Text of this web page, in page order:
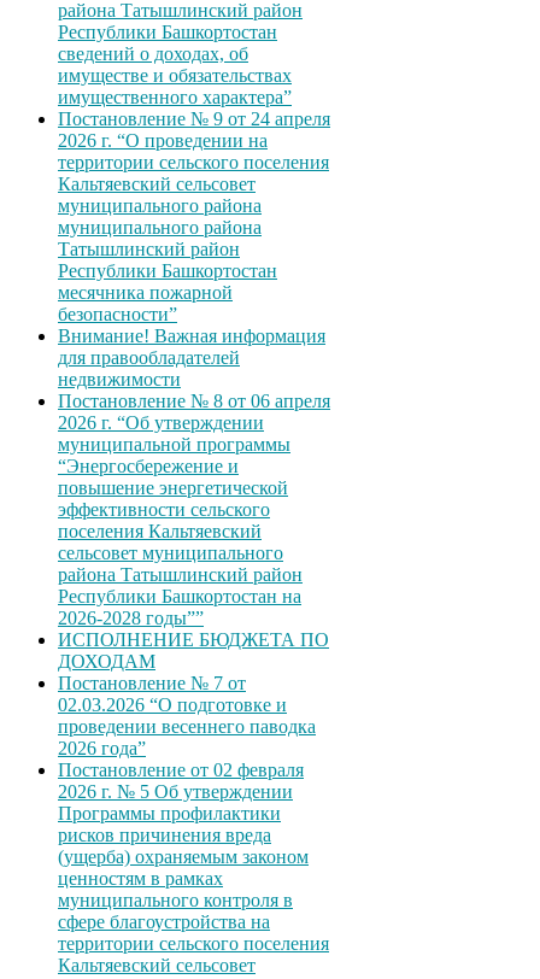
района Татышлинский район
Республики Башкортостан
сведений о доходах, об
имуществе и обязательствах
имущественного характера”
Постановление № 9 от 24 апреля
2026 г. “О проведении на
территории сельского поселения
Кальтяевский сельсовет
муниципального района
муниципального района
Татышлинский район
Республики Башкортостан
месячника пожарной
безопасности”
Внимание! Важная информация
для правообладателей
недвижимости
Постановление № 8 от 06 апреля
2026 г. “Об утверждении
муниципальной программы
“Энергосбережение и
повышение энергетической
эффективности сельского
поселения Кальтяевский
сельсовет муниципального
района Татышлинский район
Республики Башкортостан на
2026-2028 годы””
ИСПОЛНЕНИЕ БЮДЖЕТА ПО
ДОХОДАМ
Постановление № 7 от
02.03.2026 “О подготовке и
проведении весеннего паводка
2026 года”
Постановление от 02 февраля
2026 г. № 5 Об утверждении
Программы профилактики
рисков причинения вреда
(ущерба) охраняемым законом
ценностям в рамках
муниципального контроля в
сфере благоустройства на
территории сельского поселения
Кальтяевский сельсовет